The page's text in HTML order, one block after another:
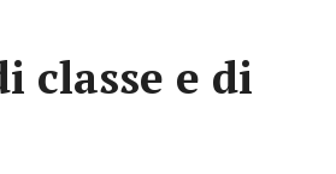
classe e di